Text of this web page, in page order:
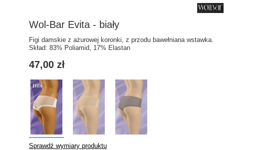
Wol-Bar Evita - biały
Figi damskie z ażurowej koronki, z przodu bawełniana wstawka.
Skład: 83% Poliamid, 17% Elastan
47,00 zł
Sprawdź wymiary produktu